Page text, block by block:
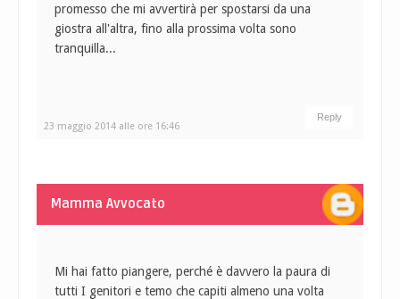
23 maggio 2014 alle ore 16:46
promesso che mi avvertirà per spostarsi da una
giostra all'altra, fino alla prossima volta sono
tranquilla...
Reply
Mamma Avvocato
Mi hai fatto piangere, perché è davvero la paura di
tutti I genitori e temo che capiti almeno una volta